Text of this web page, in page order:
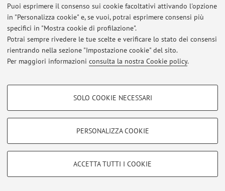
Puoi esprimere il consenso sui cookie facoltativi attivando l'opzione
in "Personalizza cookie" e, se vuoi, potrai esprimere consensi più
specifici in "Mostra cookie di profilazione".
Potrai sempre rivedere le tue scelte e verificare lo stato dei consensi
rientrando nella sezione "Impostazione cookie" del sito.
Per maggiori informazioni consulta la nostra Cookie policy.
COOKIE DI PROFILAZIONE - FACOLTATIVI
COOKIE TECNICI - NECESSARI
Si tratta di cookie tecnici utilizzati, a titolo esemplificativo, per il corretto
SOLO COOKIE NECESSARI
PERSONALIZZA COOKIE
ACCETTA TUTTI I COOKIE
Zamboni, 33 - 40126 Bologna - Partita IVA: 01131710376
Privacy|Note legali |Impostazioni Cookie